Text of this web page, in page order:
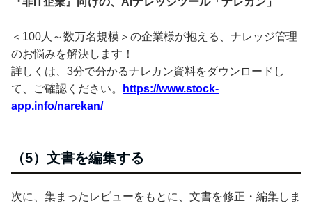
＜100人～数万名規模＞の企業様が抱える、ナレッジ管理
のお悩みを解決します！
詳しくは、3分で分かるナレカン資料をダウンロードし
て、ご確認ください。
https://www.stock-
app.info/narekan/
（5）文書を編集する
次に、集まったレビューをもとに、文書を修正・編集しま